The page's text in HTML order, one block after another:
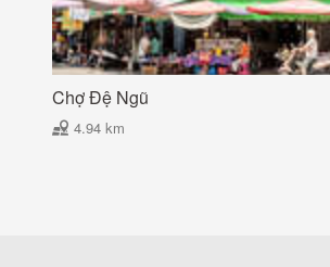
Chợ Đệ Ngũ
4.94 km